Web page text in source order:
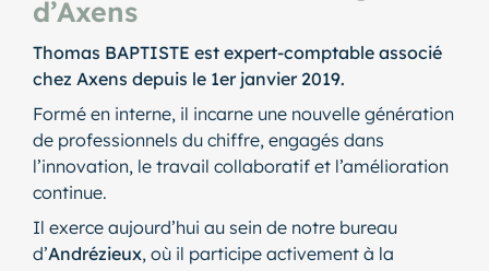
d’Axens
Thomas BAPTISTE est expert-comptable associé
chez Axens depuis le 1er janvier 2019.
Formé en interne, il incarne une nouvelle génération
de professionnels du chiffre, engagés dans
l’innovation, le travail collaboratif et l’amélioration
continue.
Il exerce aujourd’hui au sein de notre bureau
d’Andrézieux, où il participe activement à la